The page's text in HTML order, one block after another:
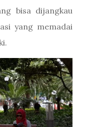
bisa dijangkau
yang memadai